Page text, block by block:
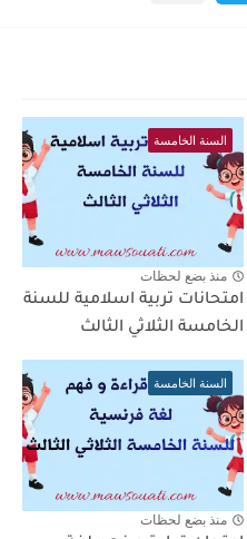
السنة الخامسة
منذ بضع لحظات
امتحانات تربية اسلامية للسنة
الخامسة الثلاثي الثالث
السنة الخامسة
منذ بضع لحظات